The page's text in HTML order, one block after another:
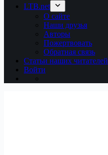
LTB.net
О сайте
Наши друзья
Авторы
Пожертвовать
Обратная связь
Статьи наших читателей
Войти